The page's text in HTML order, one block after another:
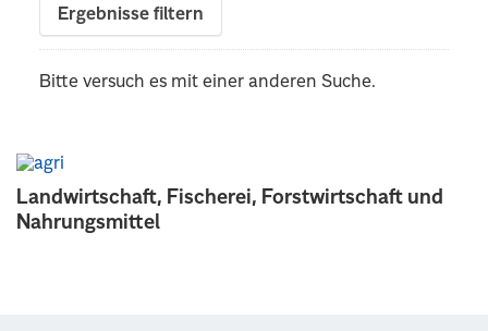
Landwirtschaft, Fischerei, Forstwirtschaft und
Nahrungsmittel
Ergebnisse filtern
Bitte versuch es mit einer anderen Suche.